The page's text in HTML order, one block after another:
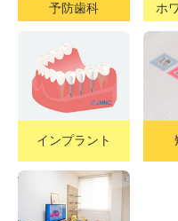
予防歯科 ホ
インプラント